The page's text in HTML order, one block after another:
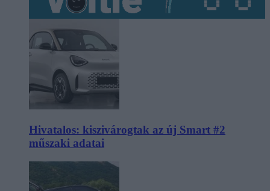
Hivatalos: kiszivárogtak az új Smart #2
műszaki adatai